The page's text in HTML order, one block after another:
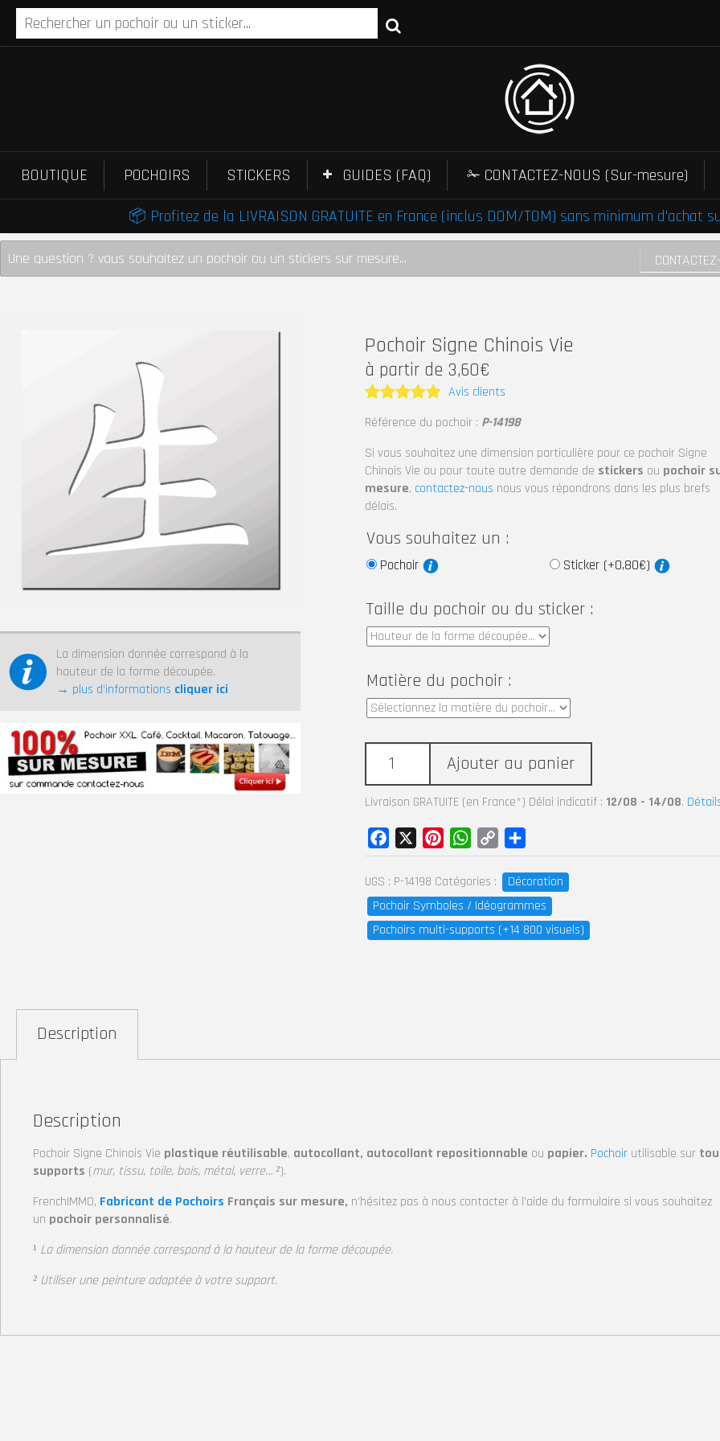
BOUTIQUE POCHOIRS STICKERS GUIDES (FAQ)
✁ CONTACTEZ-NOUS (Sur-mesure)
📦 Profitez de la LIVRAISON GRATUITE en France (inclus DOM/TOM) sans minimum d'achat
Une question ? vous souhaitez un pochoir ou un stickers sur mesure...
La dimension donnée correspond à la
hauteur de la forme découpée.
→ plus d’informations cliquer ici
Pochoir Signe Chinois Vie
à partir de 3,60€
Note 5
Avis clients
Référence du pochoir : P-14198
Si vous souhaitez une dimension particulière pour ce pochoir Signe
Chinois Vie ou pour toute autre demande de stickers ou pochoir
mesure, contactez-nous nous vous répondrons dans les plus brefs
délais.
Vous souhaitez un :
Pochoir Sticker (+0,80€)
Taille du pochoir ou du sticker :
Matière du pochoir :
Ajouter au panier
Livraison GRATUITE (en France*) Délai indicatif : 12/08 - 14/08.
UGS : P-14198 Catégories :
Décoration
Pochoir Symboles / Idéogrammes
Pochoirs multi-supports (+14 800 visuels)
Facebook PinterestWhatsApp
Copy
Link
Description
Description
Pochoir Signe Chinois Vie plastique réutilisable, autocollant, autocollant repositionnable ou papier. Pochoir utilisable sur
supports (mur, tissu, toile, bois, métal, verre… ²).
FrenchIMMO, Fabricant de Pochoirs Français sur mesure, n’hésitez pas à nous contacter à l’aide du formulaire si vous souhaitez
un pochoir personnalisé.
¹ La dimension donnée correspond à la hauteur de la forme découpée.
² Utiliser une peinture adaptée à votre support.